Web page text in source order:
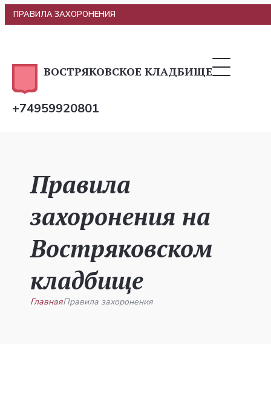
ПРАВИЛА ЗАХОРОНЕНИЯ
ВОСТРЯКОВСКОЕ КЛАДБИЩЕ
+74959920801
Правила
захоронения на
Востряковском
кладбище
ГлавнаяПравила захоронения